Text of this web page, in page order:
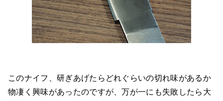
このナイフ、研ぎあげたらどれぐらいの切れ味があるか
物凄く興味があったのですが、万が一にも失敗したら大